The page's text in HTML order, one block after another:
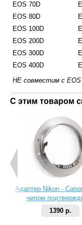
EOS 70D
EOS 80D
EOS 100D
EOS 200D
EOS 300D
EOS 400D
НЕ совместим с EOS
С этим товаром
Адаптер Nikon -
чипом
фокусировки1390 р.